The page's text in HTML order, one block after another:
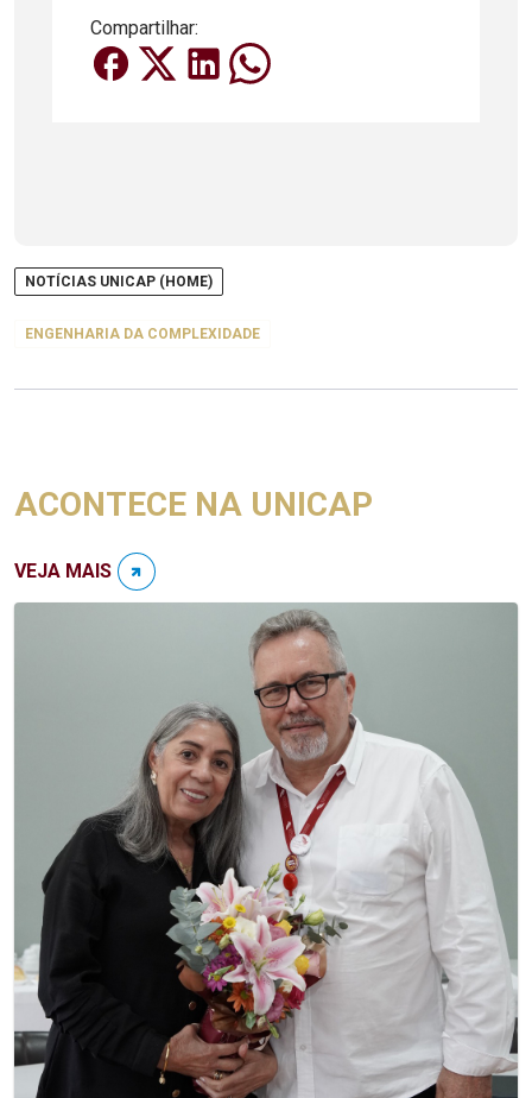
Compartilhar:
NOTÍCIAS UNICAP (HOME)
ENGENHARIA DA COMPLEXIDADE
ACONTECE NA UNICAP
VEJA MAIS